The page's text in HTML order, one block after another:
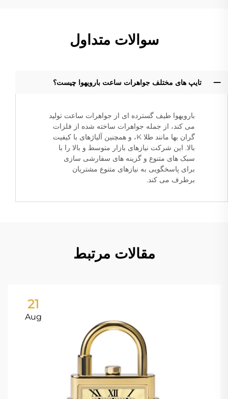
سوالات متداول
تایپ های مختلف جواهرات ساعت بارویهوا چیست؟
بارویهوا طیف گسترده ای از جواهرات ساعت تولید
می کند، از جمله جواهرات ساخته شده از فلزات
گران بها مانند طلا K، و همچنین آلیاژهای با کیفیت
بالا. این شرکت نیازهای بازار متوسط و بالا را با
سبک های متنوع و گزینه های سفارشی سازی
برای پاسخگویی به نیازهای متنوع مشتریان
برطرف می کند.
مقالات مرتبط
21
Aug